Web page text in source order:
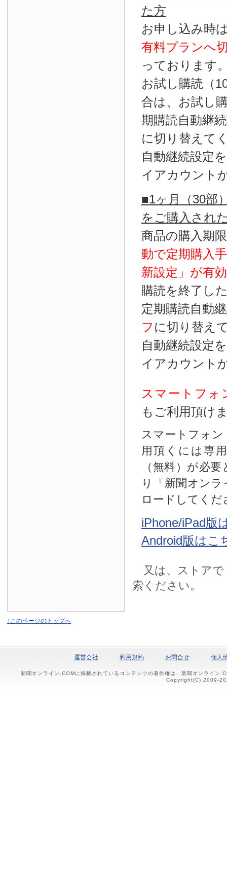
た方
お申し込み時
有料プランへ
っております
お試し購読（
合は、お試し
期購読自動継
に切り替えて
自動継続設定
イアカウント
■1ヶ月（30部
をご購入され
商品の購入期
動で定期購入
新設定」が有効
購読を終了し
定期購読自動
フ に切り替え
自動継続設定
イアカウント
スマートフォ
もご利用頂け
スマートフォ
用頂くには専
（無料）が必
り『新聞オン
ロードしてくだ
iPhone/iPad版
Android版はこ
又は、ストアで
索ください。
↑このページのトップへ
運営会社 利用規約 お問合せ 個人
新聞オンライン.COMに掲載されているコンテンツの著作権は、新聞オンライン
Copyright(C) 2009-